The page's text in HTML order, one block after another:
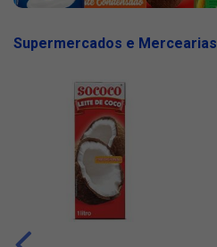
Supermercados e Mercearias